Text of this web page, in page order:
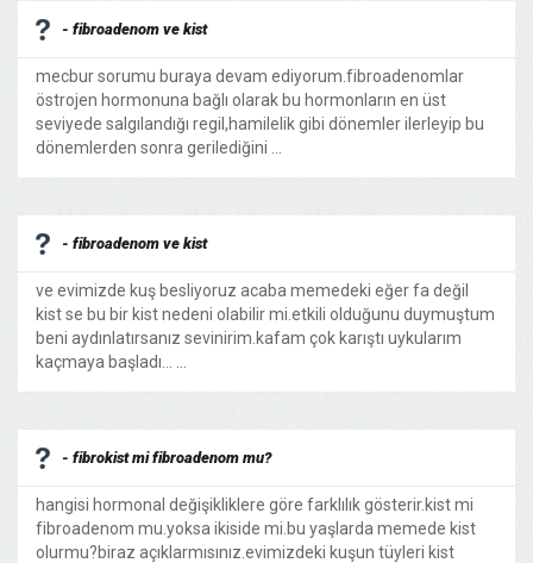
- fibroadenom ve kist
mecbur sorumu buraya devam ediyorum.fibroadenomlar
östrojen hormonuna bağlı olarak bu hormonların en üst
seviyede salgılandığı regil,hamilelik gibi dönemler ilerleyip bu
dönemlerden sonra gerilediğini ...
- fibroadenom ve kist
ve evimizde kuş besliyoruz acaba memedeki eğer fa değil
kist se bu bir kist nedeni olabilir mi.etkili olduğunu duymuştum
beni aydınlatırsanız sevinirim.kafam çok karıştı uykularım
kaçmaya başladı... ...
- fibrokist mi fibroadenom mu?
hangisi hormonal değişikliklere göre farklılık gösterir.kist mi
fibroadenom mu.yoksa ikiside mi.bu yaşlarda memede kist
olurmu?biraz açıklarmısınız.evimizdeki kuşun tüyleri kist